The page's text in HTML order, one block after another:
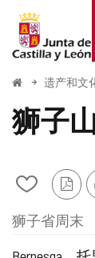
Portal
de
Turismo
de
Castilla
León
开
遗产和文
狮子
从
的
记
PDF
本
地
狮子省
航
类
周末
链
到